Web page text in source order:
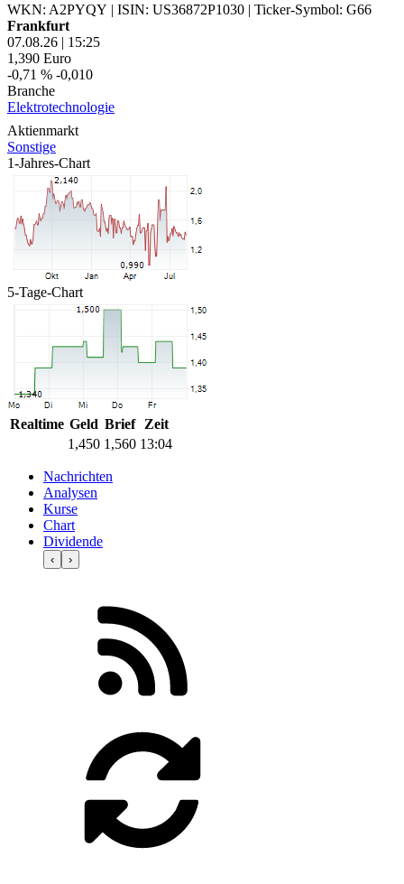
WKN: A2PYQY | ISIN: US36872P1030 | Ticker-Symbol: G66
Frankfurt
07.08.26 | 15:25
1,390 Euro
-0,71 % -0,010
Branche
Elektrotechnologie
Aktienmarkt
Sonstige
1-Jahres-Chart
5-Tage-Chart
Realtime Geld Brief
Zeit
1,450 1,560 13:04
Nachrichten
Analysen
Kurse
Chart
Dividende
‹ ›